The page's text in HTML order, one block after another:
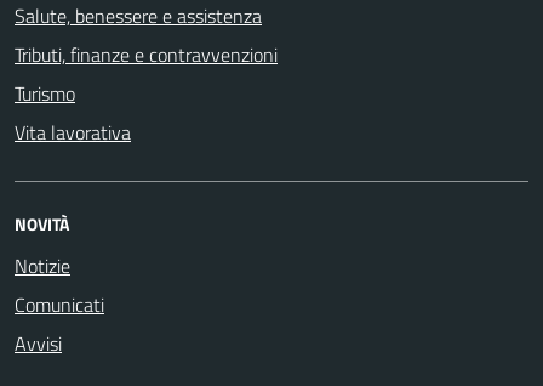
Salute, benessere e assistenza
Tributi, finanze e contravvenzioni
Turismo
Vita lavorativa
NOVITÀ
Notizie
Comunicati
Avvisi